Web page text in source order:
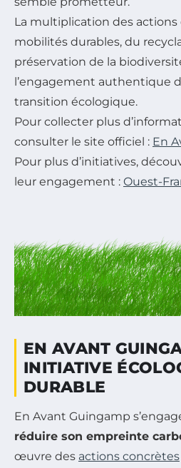
La multiplication des actions
mobilités durables, du
préservation de la
l’engagement authentique
transition écologique.
Pour collecter plus
consulter le site officiel : En
Pour plus d’initiatives,
leur engagement : Ouest-
EN AVANT
INITIATIVE
DURABLE
En Avant Guingamp
réduire son empreinte
œuvre des actions concrètes